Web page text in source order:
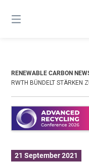
content
RENEWABLE CARBON
RWTH BÜNDELT STÄRKEN
21 September 2021